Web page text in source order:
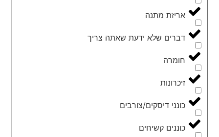
אריזת מתנה
דברים שלא ידעת שאתה צריך
חומרה
זיכרונות
כונני דיסקים/צורבים
כוננים קשיחים